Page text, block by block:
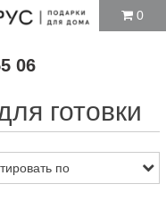
06
0
готовки